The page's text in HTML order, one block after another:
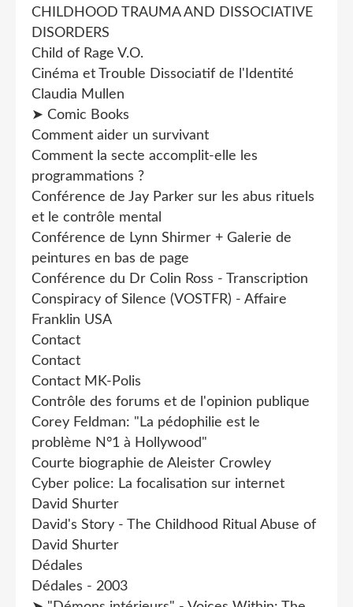
CHILDHOOD TRAUMA AND DISSOCIATIVE
DISORDERS
Child of Rage V.O.
Cinéma et Trouble Dissociatif de l'Identité
Claudia Mullen
➤ Comic Books
Comment aider un survivant
Comment la secte accomplit-elle les
programmations ?
Conférence de Jay Parker sur les abus rituels
et le contrôle mental
Conférence de Lynn Shirmer + Galerie de
peintures en bas de page
Conférence du Dr Colin Ross - Transcription
Conspiracy of Silence (VOSTFR) - Affaire
Franklin USA
Contact
Contact
Contact MK-Polis
Contrôle des forums et de l'opinion publique
Corey Feldman: "La pédophilie est le
problème N°1 à Hollywood"
Courte biographie de Aleister Crowley
Cyber police: La focalisation sur internet
David Shurter
David's Story - The Childhood Ritual Abuse of
David Shurter
Dédales
Dédales - 2003